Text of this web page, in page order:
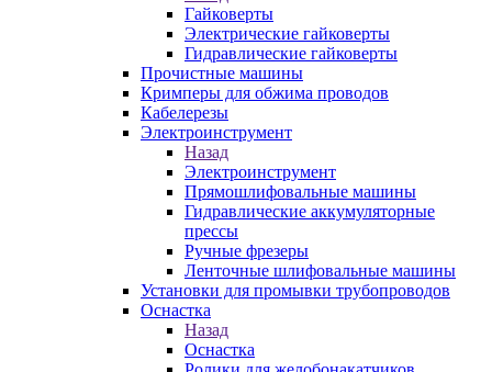
Гайковерты
Электрические гайковерты
Гидравлические гайковерты
Прочистные машины
Кримперы для обжима проводов
Кабелерезы
Электроинструмент
Назад
Электроинструмент
Прямошлифовальные машины
Гидравлические аккумуляторные
прессы
Ручные фрезеры
Ленточные шлифовальные машины
Установки для промывки трубопроводов
Оснастка
Назад
Оснастка